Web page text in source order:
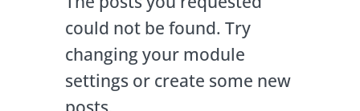
could not be found. Try
changing your module
settings or create some new